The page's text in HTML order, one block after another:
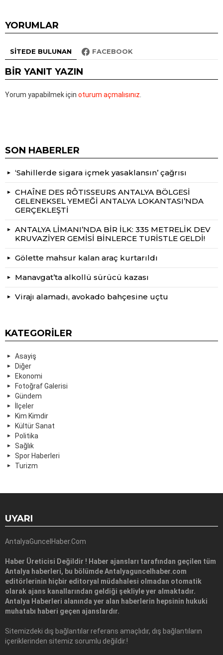
YORUMLAR
SITEDE BULUNAN FACEBOOK
BIR YANIT YAZIN
Yorum yapabilmek için oturum açmalısınız
SON HABERLER
‘Sahillerde sigara içmek yasaklansın’ çağrısı
CHAÎNE DES RÔTISSEURS ANTALYA BÖLGESİ
GELENEKSEL YEMEĞİ ANTALYA LOKANTASI’NDA
GERÇEKLEŞTİ
ANTALYA LİMANI’NDA BİR İLK: 335 METRELİK DEV
KRUVAZİYER GEMİSİ BİNLERCE TURİSTLE GELDİ!
Gölette mahsur kalan araç kurtarıldı
Manavgat’ta alkollü sürücü kazası
Virajı alamadı, avokado bahçesine uçtu
KATEGORILER
Asayiş
Diğer
Ekonomi
Fotoğraf Galerisi
Gündem
İlçeler
Kim Kimdir
Kültür Sanat
Politika
Sağlık
Spor Haberleri
Turizm
UYARI
AntalyaGuncelHaber.Com
Haber Üreticisi Değildir ! Haber ajansları tarafından geçilen tüm
Antalya haberleri, bu bölümde Antalyaguncelhaber.com
editörlerinin hiçbir editoryal müdahalesi olmadan otomatik
olarak ajans kanallarından geldiği şekliyle yer almaktadır.
Antalya Haberleri alanında yer alan haberlerin hepsinin hukuki
muhatabı haberi geçen ajanslardır.
Sitemizdeki dış bağlantılar referans amaçlıdır, dış bağlantıların
içeriklerinden sitemiz sorumlu değildir.!